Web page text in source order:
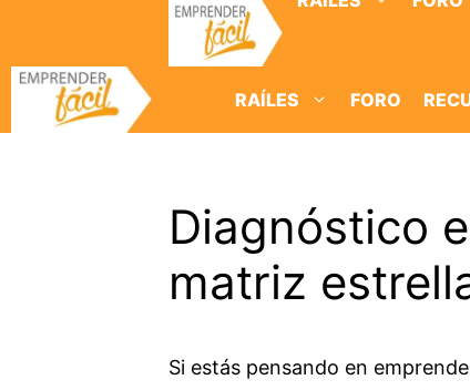
contenido
RAÍLES
FORO
Diagnóstico
matriz
Si estás pensando en